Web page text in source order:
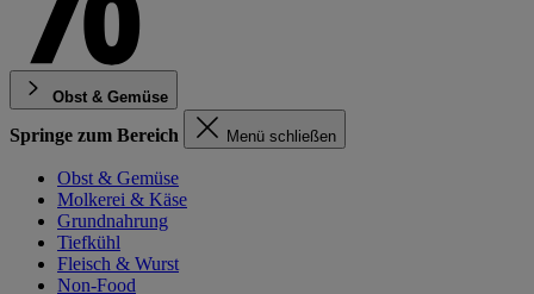
Obst & Gemüse
Springe zum Bereich Menü schließen
Obst & Gemüse
Molkerei & Käse
Grundnahrung
Tiefkühl
Fleisch & Wurst
Non-Food